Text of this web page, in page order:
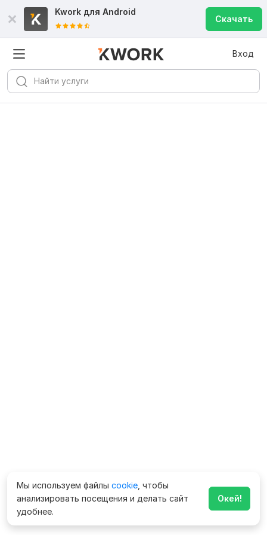
Kwork для Android
Скачать
Вход
Мы используем файлы cookie , чтобы
анализировать посещения и делать сайт
удобнее.
Окей!